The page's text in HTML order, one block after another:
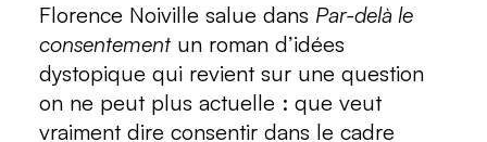
Florence Noiville salue dans Par-delà le
consentementun roman d’idées
dystopique qui revient sur une question
on ne peut plus actuelle : que veut
vraiment dire consentir dans le cadre